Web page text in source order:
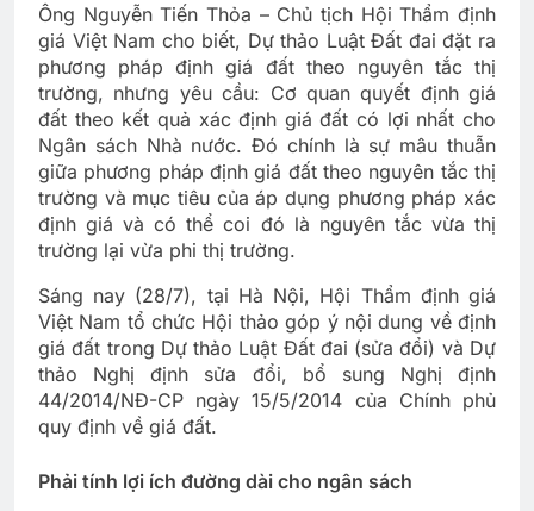
Ông Nguyễn Tiến Thỏa – Chủ tịch Hội Thẩm định
giá Việt Nam cho biết, Dự thảo Luật Đất đai đặt ra
phương pháp định giá đất theo nguyên tắc thị
trường, nhưng yêu cầu: Cơ quan quyết định giá
đất theo kết quả xác định giá đất có lợi nhất cho
Ngân sách Nhà nước. Đó chính là sự mâu thuẫn
giữa phương pháp định giá đất theo nguyên tắc thị
trường và mục tiêu của áp dụng phương pháp xác
định giá và có thể coi đó là nguyên tắc vừa thị
trường lại vừa phi thị trường.
Sáng nay (28/7), tại Hà Nội, Hội Thẩm định giá
Việt Nam tổ chức Hội thảo góp ý nội dung về định
giá đất trong Dự thảo Luật Đất đai (sửa đổi) và Dự
thảo Nghị định sửa đổi, bổ sung Nghị định
44/2014/NĐ-CP ngày 15/5/2014 của Chính phủ
quy định về giá đất.
Phải tính lợi ích đường dài cho ngân sách